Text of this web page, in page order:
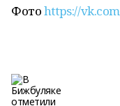
Фотоhttps://